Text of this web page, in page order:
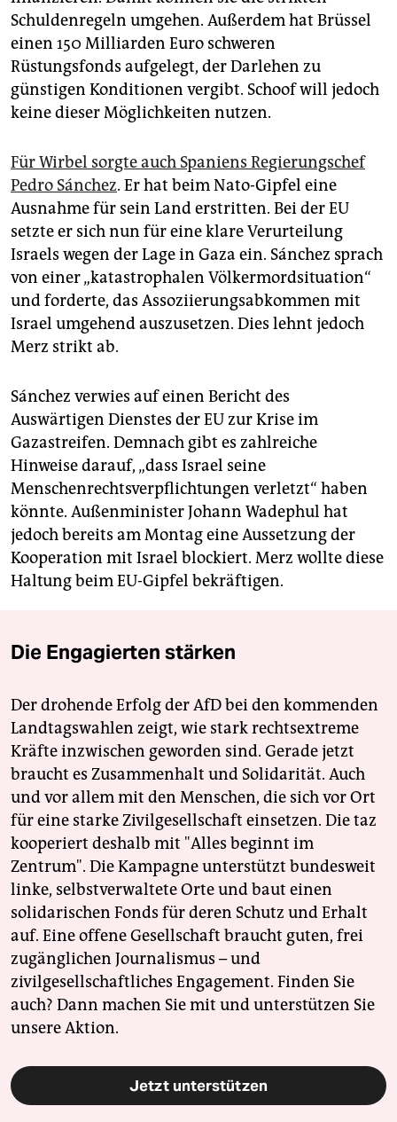
Schuldenregeln umgehen. Außerdem hat Brüssel
einen 150 Milliarden Euro schweren
Rüstungsfonds aufgelegt, der Darlehen zu
günstigen Konditionen vergibt. Schoof will jedoch
keine dieser Möglichkeiten nutzen.
Für Wirbel sorgte auch Spaniens Regierungschef
Pedro Sánchez. Er hat beim Nato-Gipfel eine
Ausnahme für sein Land erstritten. Bei der EU
setzte er sich nun für eine klare Verurteilung
Israels wegen der Lage in Gaza ein. Sánchez sprach
von einer „katastrophalen Völkermordsituation“
und forderte, das Assoziierungsabkommen mit
Israel umgehend auszusetzen. Dies lehnt jedoch
Merz strikt ab.
Sánchez verwies auf einen Bericht des
Auswärtigen Dienstes der EU zur Krise im
Gazastreifen. Demnach gibt es zahlreiche
Hinweise darauf, „dass Israel seine
Menschenrechtsverpflichtungen verletzt“ haben
könnte. Außenminister Johann Wadephul hat
jedoch bereits am Montag eine Aussetzung der
Kooperation mit Israel blockiert. Merz wollte diese
Haltung beim EU-Gipfel bekräftigen.
Die Engagierten stärken
Der drohende Erfolg der AfD bei den kommenden
Landtagswahlen zeigt, wie stark rechtsextreme
Kräfte inzwischen geworden sind. Gerade jetzt
braucht es Zusammenhalt und Solidarität. Auch
und vor allem mit den Menschen, die sich vor Ort
für eine starke Zivilgesellschaft einsetzen. Die taz
kooperiert deshalb mit "Alles beginnt im
Zentrum". Die Kampagne unterstützt bundesweit
linke, selbstverwaltete Orte und baut einen
solidarischen Fonds für deren Schutz und Erhalt
auf. Eine offene Gesellschaft braucht guten, frei
zugänglichen Journalismus – und
zivilgesellschaftliches Engagement. Finden Sie
auch? Dann machen Sie mit und unterstützen Sie
unsere Aktion.
Jetzt unterstützen